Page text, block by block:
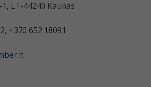
LT-44240 Kaunas
+370 652 18091